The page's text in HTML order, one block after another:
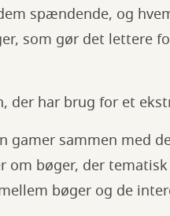
spændende, og
som gør det lettere
har brug for et
gamer sammen med
om bøger, der
bøger og de